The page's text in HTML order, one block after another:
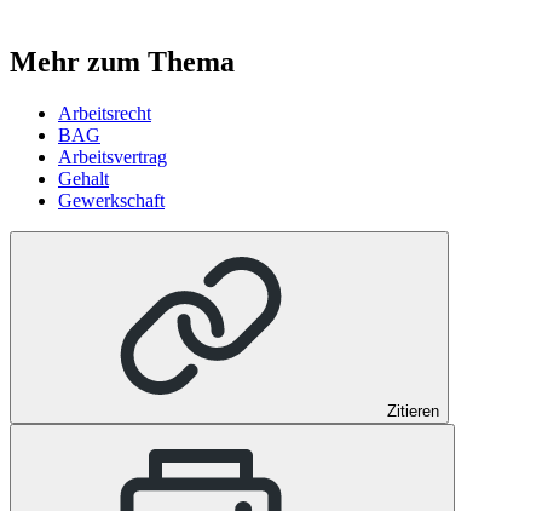
Mehr zum Thema
Arbeitsrecht
BAG
Arbeitsvertrag
Gehalt
Gewerkschaft
Zitieren